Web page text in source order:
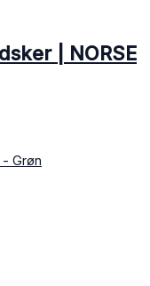
| NORSE